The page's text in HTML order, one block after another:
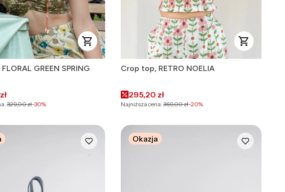
GREEN SPRING
329,00 zł-30%
Crop top, RETRO NOELIA
Cena promocyjna
295,20 zł
Najniższa cena: 369,00 zł-20%
Okazja